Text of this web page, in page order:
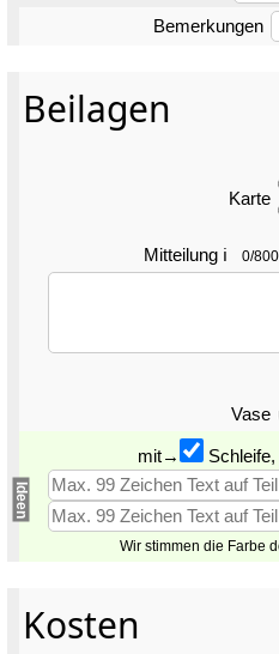
Bemerkungen
Beilagen
Karte
Mitteilung ℹ 0/
Vase
Ideen
mit→ Schleife,
Wir stimmen die Farbe
Kosten